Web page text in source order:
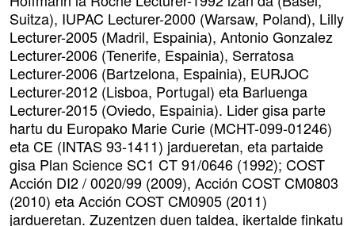
Suitza), IUPAC Lecturer-2000 (Warsaw, Poland), Lilly
Lecturer-2005 (Madril, Espainia), Antonio Gonzalez
Lecturer-2006 (Tenerife, Espainia), Serratosa
Lecturer-2006 (Bartzelona, Espainia), EURJOC
Lecturer-2012 (Lisboa, Portugal) eta Barluenga
Lecturer-2015 (Oviedo, Espainia). Lider gisa parte
hartu du Europako Marie Curie (MCHT-099-01246)
eta CE (INTAS 93-1411) jardueretan, eta partaide
gisa Plan Science SC1 CT 91/0646 (1992); COST
Acción DI2 / 0020/99 (2009), Acción COST CM0803
(2010) eta Acción COST CM0905 (2011)
jardueretan. Zuzentzen duen taldea, ikertalde finkatu